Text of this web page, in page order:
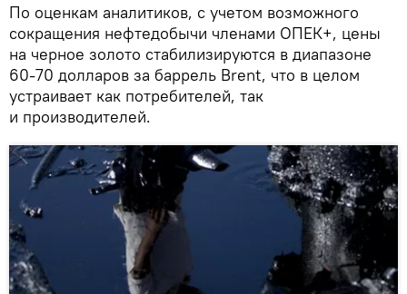
По оценкам аналитиков, с учетом возможного
сокращения нефтедобычи членами ОПЕК+, цены
на черное золото стабилизируются в диапазоне
60-70 долларов за баррель Brent, что в целом
устраивает как потребителей, так
и производителей.